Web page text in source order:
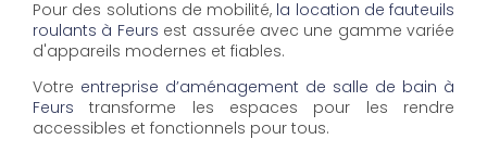
Pour des solutions de mobilité, la location de fauteuils
roulants à Feurs est assurée avec une gamme variée
d'appareils modernes et fiables.
Votre entreprise d’aménagement de salle de bain à
Feurs transforme les espaces pour les rendre
accessibles et fonctionnels pour tous.